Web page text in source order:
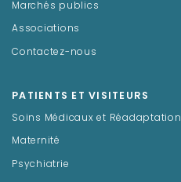
Marchés publics
Associations
Contactez-nous
PATIENTS ET VISITEURS
Soins Médicaux et Réadaptation
Maternité
Psychiatrie